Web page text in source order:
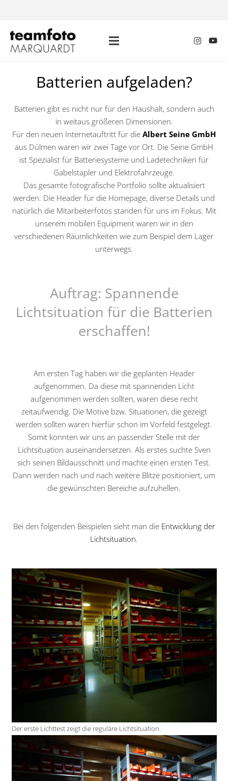
Batterien aufgeladen?
Batterien gibt es nicht nur für den Haushalt, sondern auch
in weitaus größeren Dimensionen.
Für den neuen Internetauftritt für die Albert Seine GmbH
aus Dülmen waren wir zwei Tage vor Ort. Die Seine GmbH
ist Spezialist für Batteriesysteme und Ladetechniken für
Gabelstapler und Elektrofahrzeuge.
Das gesamte fotografische Portfolio sollte aktualisiert
werden. Die Header für die Homepage, diverse Details und
natürlich die Mitarbeiterfotos standen für uns im Fokus. Mit
unserem mobilen Equipment waren wir in den
verschiedenen Räumlichkeiten wie zum Beispiel dem Lager
unterwegs.
Auftrag: Spannende
Lichtsituation für die Batterien
erschaffen!
Am ersten Tag haben wir die geplanten Header
aufgenommen. Da diese mit spannenden Licht
aufgenommen werden sollten, waren diese recht
zeitaufwendig. Die Motive bzw. Situationen, die gezeigt
werden sollten waren hierfür schon im Vorfeld festgelegt.
Somit konnten wir uns an passender Stelle mit der
Lichtsituation auseinandersetzen. Als erstes suchte Sven
sich seinen Bildausschnitt und machte einen ersten Test.
Dann werden nach und nach weitere Blitze positioniert, um
die gewünschten Bereiche aufzuhellen.
Bei den folgenden Beispielen sieht man die Entwicklung der
Lichtsituation.
Der erste Lichttest zeigt die reguläre Lichtsituation.